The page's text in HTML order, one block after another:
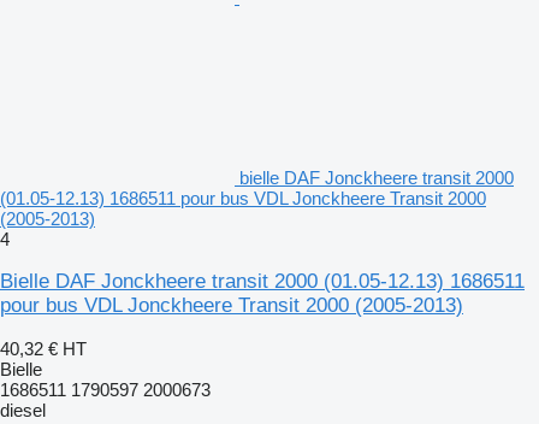
bielle DAF Jonckheere transit 2000
(01.05-12.13) 1686511 pour bus VDL Jonckheere Transit 2000
(2005-2013)
4
Bielle DAF Jonckheere transit 2000 (01.05-12.13) 1686511
pour bus VDL Jonckheere Transit 2000 (2005-2013)
40,32 € HT
Bielle
1686511 1790597 2000673
diesel